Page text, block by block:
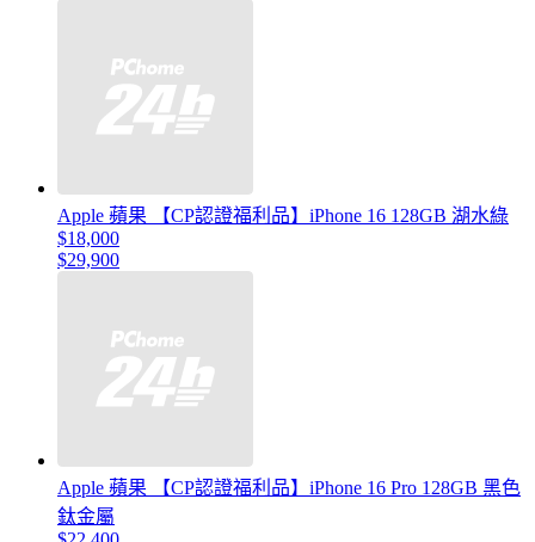
Apple 蘋果 【CP認證福利品】iPhone 16 128GB 湖水綠
$18,000
$29,900
Apple 蘋果 【CP認證福利品】iPhone 16 Pro 128GB 黑色
鈦金屬